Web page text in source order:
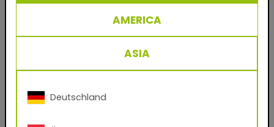
- Protection and decoration
Télécharger TIGER Digital Finishes:
pour votre système de rendu CGI
(.kmp, .axf, .exr)
AMERICA
ASIA
Deutschland